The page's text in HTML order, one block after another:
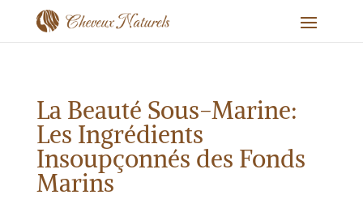
La Beauté Sous-Marine:
Les Ingrédients
Insoupçonnés des Fonds
Marins